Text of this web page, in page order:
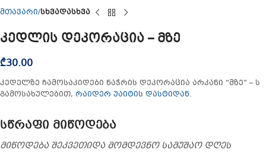
მთავარი სხვადასხვა
კედლის დეკორაცია – მზე
₾30.00
კედელზე ჩამოსაკიდები ნაჭრის დეკორაცია არკანი “მზე” – ს
გამოსახულებით, რაიდერ უაიტის დასტიდან.
სწრაფი მიწოდება
მიწოდება შეკვეთიდა მომდევნო სამუშაო დღეს